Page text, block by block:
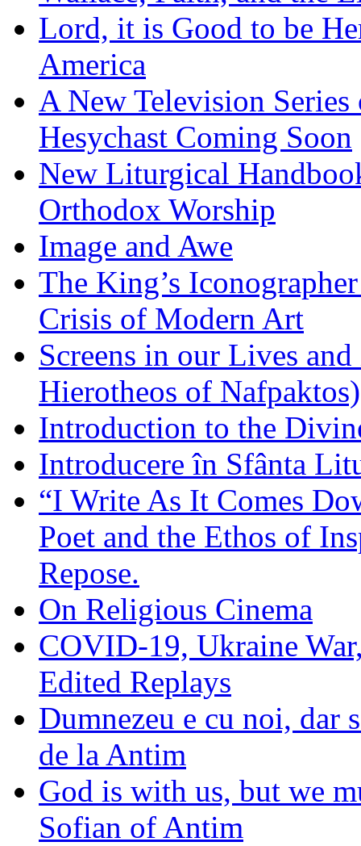
Lord, it is Good to be
America
A New Television
Hesychast Coming Soon
New Liturgical
Orthodox Worship
Image and Awe
The King’s
Crisis of Modern Art
Screens in our Lives
Hierotheos of Nafpaktos)
Introduction to the
Introducere în Sfânta
“I Write As It Comes
Poet and the Ethos of
Repose.
On Religious Cinema
COVID-19, Ukraine
Edited Replays
Dumnezeu e cu noi, dar
de la Antim
God is with us, but we
Sofian of Antim